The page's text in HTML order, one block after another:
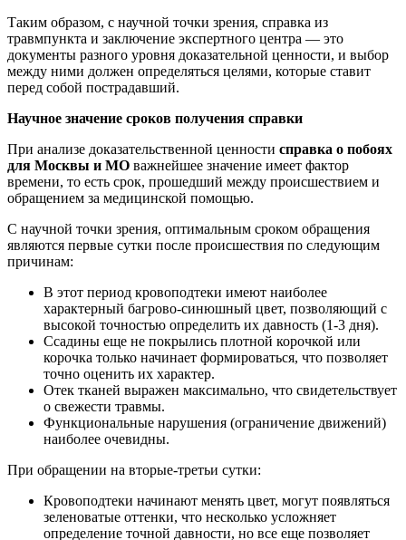
Таким образом, с научной точки зрения, справка из
травмпункта и заключение экспертного центра — это
документы разного уровня доказательной ценности, и выбор
между ними должен определяться целями, которые ставит
перед собой пострадавший.
Научное значение сроков получения справки
При анализе доказательственной ценности справка о побоях
для Москвы и МО важнейшее значение имеет фактор
времени, то есть срок, прошедший между происшествием и
обращением за медицинской помощью.
С научной точки зрения, оптимальным сроком обращения
являются первые сутки после происшествия по следующим
причинам:
В этот период кровоподтеки имеют наиболее
характерный багрово-синюшный цвет, позволяющий с
высокой точностью определить их давность (1-3 дня).
Ссадины еще не покрылись плотной корочкой или
корочка только начинает формироваться, что позволяет
точно оценить их характер.
Отек тканей выражен максимально, что свидетельствует
о свежести травмы.
Функциональные нарушения (ограничение движений)
наиболее очевидны.
При обращении на вторые-третьи сутки:
Кровоподтеки начинают менять цвет, могут появляться
зеленоватые оттенки, что несколько усложняет
определение точной давности, но все еще позволяет